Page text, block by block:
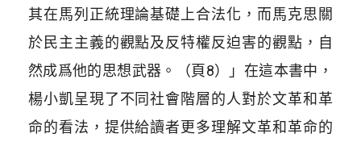
其在馬列正統理論基礎上合法化，而馬克思關
於民主主義的觀點及反特權反迫害的觀點，自
然成爲他的思想武器。（頁8）」 在這本書中，
楊小凱呈現了不同社會階層的人對於文革和革
命的看法，提供給讀者更多理解文革和革命的